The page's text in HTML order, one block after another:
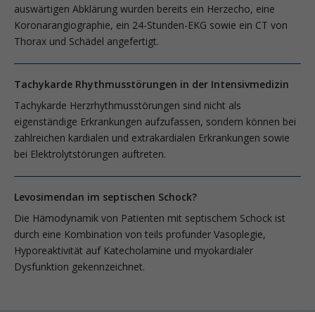
auswärtigen Abklärung wurden bereits ein Herzecho, eine
Koronarangiographie, ein 24-Stunden-EKG sowie ein CT von
Thorax und Schädel angefertigt.
Tachykarde Rhythmusstörungen in der Intensivmedizin
Tachykarde Herzrhythmusstörungen sind nicht als
eigenständige Erkrankungen aufzufassen, sondern können bei
zahlreichen kardialen und extrakardialen Erkrankungen sowie
bei Elektrolytstörungen auftreten.
Levosimendan im septischen Schock?
Die Hämodynamik von Patienten mit septischem Schock ist
durch eine Kombination von teils profunder Vasoplegie,
Hyporeaktivität auf Katecholamine und myokardialer
Dysfunktion gekennzeichnet.